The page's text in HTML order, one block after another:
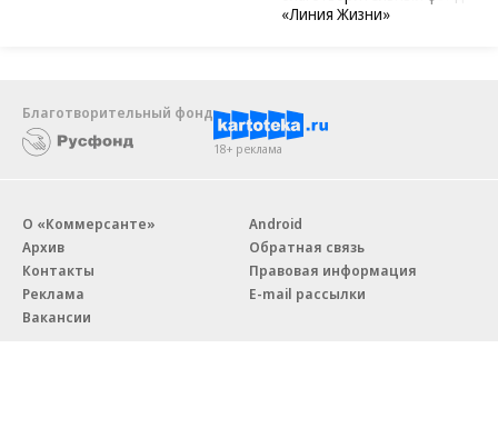
«Линия Жизни»
Благотворительный фонд
18+ реклама
О «Коммерсанте»
Архив
Контакты
Реклама
Вакансии
Android
Обратная связь
Правовая информация
E-mail рассылки